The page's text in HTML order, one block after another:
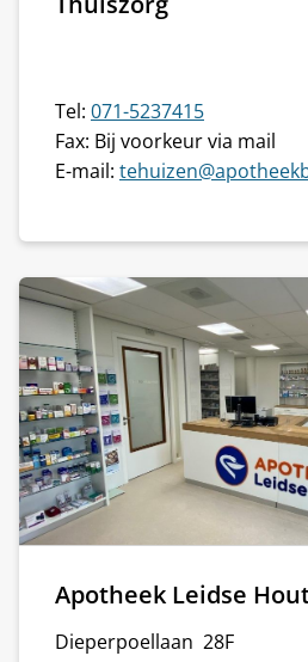
Tel: 071-5237415
Fax: Bij voorkeur via mail
E-mail:
Apotheek Leidse
Dieperpoellaan 28F